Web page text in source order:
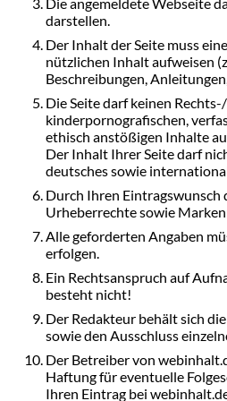
darstellen.
Der Inhalt der Seite muss
nützlichen Inhalt aufweisen
Beschreibungen,
Die Seite darf keinen
kinderpornografischen,
ethisch anstößigen Inhalte
Der Inhalt Ihrer Seite darf
deutsches sowie
Durch Ihren Eintragswunsch
Urheberrechte sowie
Alle geforderten Angaben
erfolgen.
Ein Rechtsanspruch auf
besteht nicht!
Der Redakteur behält sich
sowie den Ausschluss
Der Betreiber von
Haftung für eventuelle
Ihren Eintrag bei